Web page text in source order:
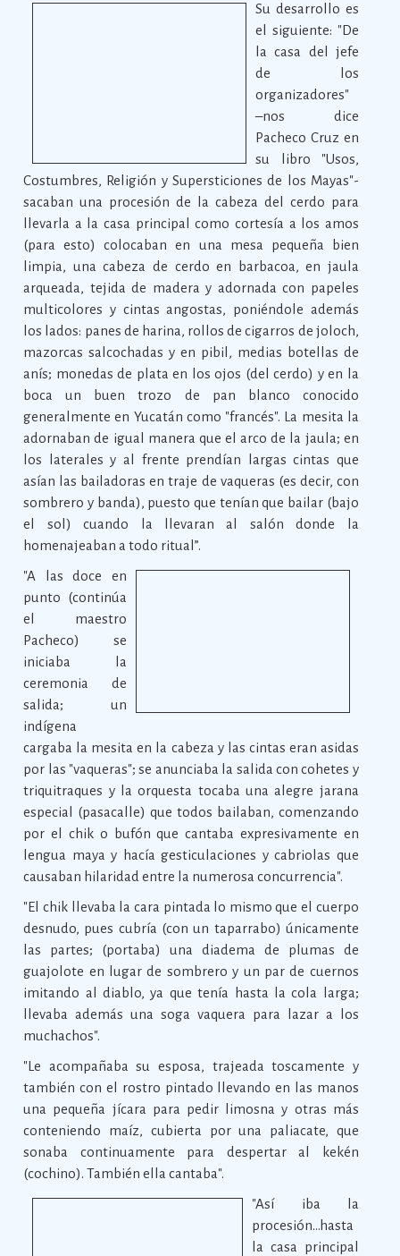
Su desarrollo es
el siguiente: "De
la casa del jefe
de los
organizadores"
–nos dice
Pacheco Cruz en
su libro "Usos,
Costumbres, Religión y Supersticiones de los Mayas"-
sacaban una procesión de la cabeza del cerdo para
llevarla a la casa principal como cortesía a los amos
(para esto) colocaban en una mesa pequeña bien
limpia, una cabeza de cerdo en barbacoa, en jaula
arqueada, tejida de madera y adornada con papeles
multicolores y cintas angostas, poniéndole además
los lados: panes de harina, rollos de cigarros de joloch,
mazorcas salcochadas y en pibil, medias botellas de
anís; monedas de plata en los ojos (del cerdo) y en la
boca un buen trozo de pan blanco conocido
generalmente en Yucatán como "francés". La mesita la
adornaban de igual manera que el arco de la jaula; en
los laterales y al frente prendían largas cintas que
asían las bailadoras en traje de vaqueras (es decir, con
sombrero y banda), puesto que tenían que bailar (bajo
el sol) cuando la llevaran al salón donde la
homenajeaban a todo ritual”.
"A las doce en
punto (continúa
el maestro
Pacheco) se
iniciaba la
ceremonia de
salida; un
indígena
cargaba la mesita en la cabeza y las cintas eran asidas
por las "vaqueras"; se anunciaba la salida con cohetes y
triquitraques y la orquesta tocaba una alegre jarana
especial (pasacalle) que todos bailaban, comenzando
por el chik o bufón que cantaba expresivamente en
lengua maya y hacía gesticulaciones y cabriolas que
causaban hilaridad entre la numerosa concurrencia".
"El chik llevaba la cara pintada lo mismo que el cuerpo
desnudo, pues cubría (con un taparrabo) únicamente
las partes; (portaba) una diadema de plumas de
guajolote en lugar de sombrero y un par de cuernos
imitando al diablo, ya que tenía hasta la cola larga;
llevaba además una soga vaquera para lazar a los
muchachos".
"Le acompañaba su esposa, trajeada toscamente y
también con el rostro pintado llevando en las manos
una pequeña jícara para pedir limosna y otras más
conteniendo maíz, cubierta por una paliacate, que
sonaba continuamente para despertar al kekén
(cochino). También ella cantaba".
"Así iba la
procesión…hasta
la casa principal